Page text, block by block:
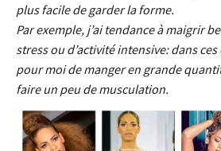
plus facilede garder la forme.
Par exemple, j’ai tendance à maigrir
stress ou d’activité intensive: dans
pour moi de manger en grande
faire un peu de musculation.